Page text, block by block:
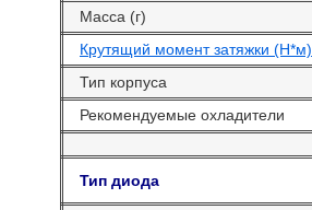
Масса (г)
Крутящий момент затяжки (Н*м)
Тип корпуса
Рекомендуемые охладители
Тип диода